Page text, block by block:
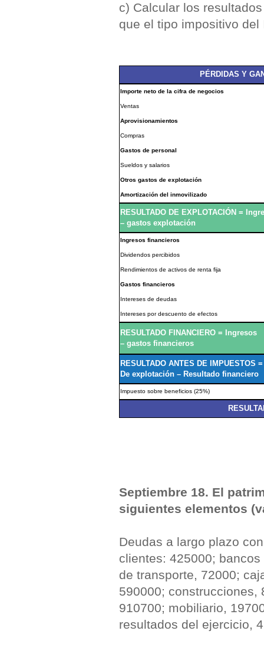
c) Calcular los
que el tipo impositivo
PÉRDIDAS Y
Importe neto de la cifra de negocios
Ventas
Aprovisionamientos
Compras
Gastos de personal
Sueldos y salarios
Otros gastos de explotación
Amortización del inmovilizado
RESULTADO DE EXPLOTACIÓN =
– gastos explotación
Ingresos financieros
Dividendos percibidos
Rendimientos de activos de renta fija
Gastos financieros
Intereses de deudas
Intereses por descuento de efectos
RESULTADO FINANCIERO = Ingresos
– gastos financieros
RESULTADO ANTES DE IMPUESTOS
De explotación – Resultado financiero
Impuesto sobre beneficios (25%)
Septiembre 18. El
siguientes elementos
Deudas a largo plazo
clientes: 425000;
de transporte, 72000;
590000; construcciones,
910700; mobiliario,
resultados del ejercicio,